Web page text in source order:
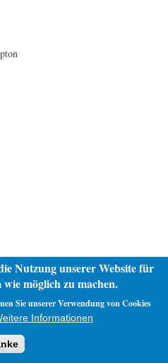
Nutzung unserer Website für
wie möglich zu machen.
Sie unserer Verwendung von Cookies
Informationen